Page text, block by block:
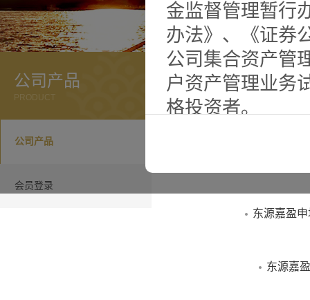
公司产品
PRODUCT
公司产品
会员登录
东源嘉盈
东源嘉
金监督管理暂行
办法》、《证券
公司集合资产管
户资产管理业务
格投资者。
司”）所有并发
包含的所有信
而不再准确或